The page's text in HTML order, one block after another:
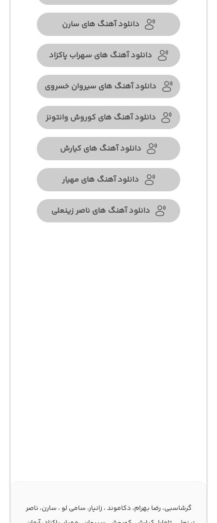
دانلود آهنگ های سارن
دانلود آهنگ های سهراب پاکزاد
دانلود آهنگ های سیروان خسروی
دانلود آهنگ های کوروش وانتونز
دانلود آهنگ های کیارش
دانلود آهنگ های مهیار
دانلود آهنگ های ناصر زینعلی
گرشاسبی، رضا بهرام، دکاموند ، زانیار، سامی لو ، سارن، ناصر